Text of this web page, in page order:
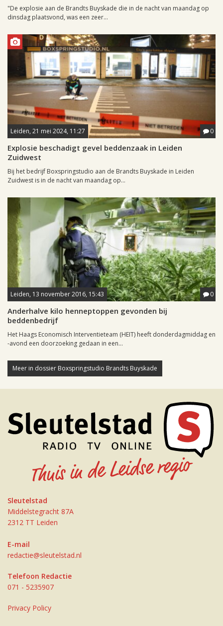
"De explosie aan de Brandts Buyskade die in de nacht van maandag op
dinsdag plaatsvond, was een zeer...
Leiden, 21 mei 2024, 11:27 0
Explosie beschadigt gevel beddenzaak in Leiden
Zuidwest
Bij het bedrijf Boxspringstudio aan de Brandts Buyskade in Leiden
Zuidwest is in de nacht van maandag op...
Leiden, 13 november 2016, 15:43 0
Anderhalve kilo henneptoppen gevonden bij
beddenbedrijf
Het Haags Economisch Interventieteam (HEIT) heeft donderdagmiddag en
-avond een doorzoeking gedaan in een...
Meer in dossier Boxspringstudio Brandts Buyskade
Sleutelstad
Middelstegracht 87A
2312 TT Leiden
E-mail
redactie@sleutelstad.nl
Telefoon Redactie
071 - 5235907
Privacy Policy